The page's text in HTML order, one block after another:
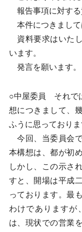
報告事項に対する
本件につきまして
資料要求はいた
います。
発言を願います。
○中屋委員 それで
想につきまして、
ふうに思っておりま
今回、当委員会
本構想は、都が初
しかし、この示さ
すと、開場は平成
っております。最
わけでありますが
は、現状での営業